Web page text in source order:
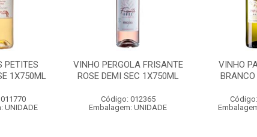
PETITES
1X750ML
UNIDADE
VINHO PERGOLA FRISANTE
ROSE DEMI SEC 1X750ML
Código: 012365
Embalagem: UNIDADE
VINHO